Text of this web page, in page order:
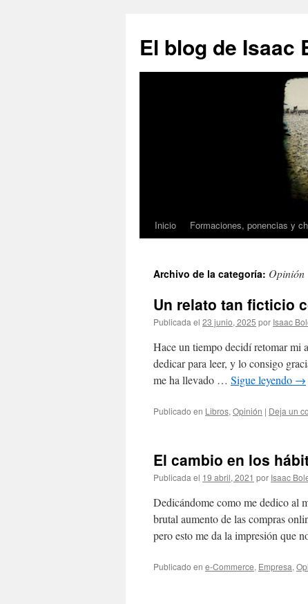
El blog de Isaac
Saltar
contenido
Inicio Formaciones, ponencias y
Archivo de la categoría: Opinión
Un relato tan ficticio
Publicada el 23 junio, 2025 por Isaac
Hace un tiempo decidí retomar mi
dedicar para leer, y lo consigo
me ha llevado … Sigue leyendo →
Publicado en Libros, Opinión | Deja un
El cambio en los
Publicada el 19 abril, 2021 por Isaac
Dedicándome como me dedico al
brutal aumento de las compras
pero esto me da la impresión que
Publicado en e-Commerce, Empresa,